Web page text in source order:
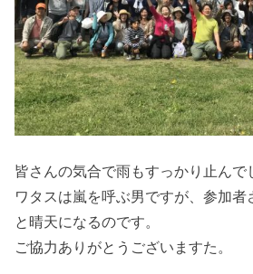
皆さんの気合で雨もすっかり止んで
ワタスは嵐を呼ぶ男ですが、参加者
と晴天になるのです。
ご協力ありがとうございますた。